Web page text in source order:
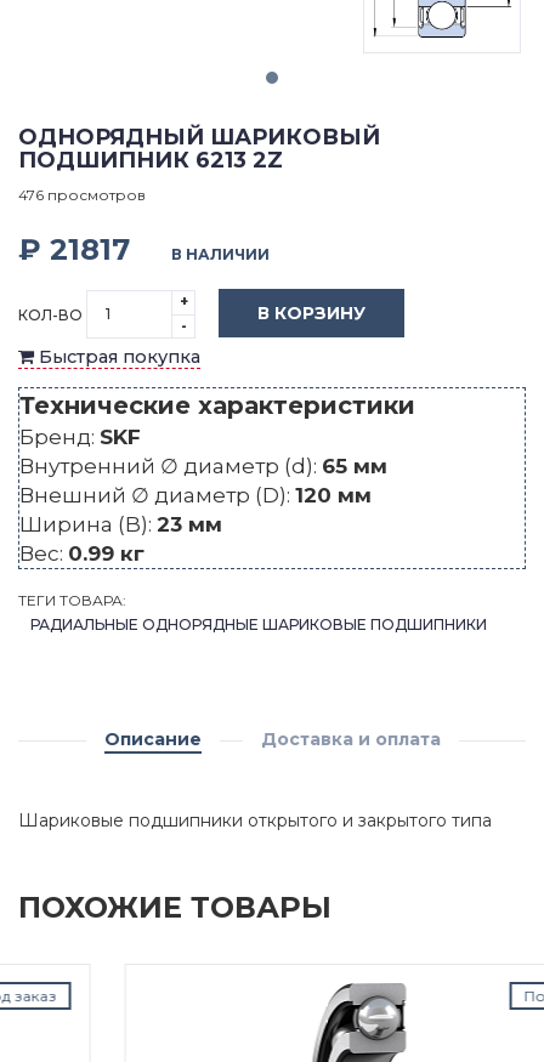
ОДНОРЯДНЫЙ ШАРИКОВЫЙ
ПОДШИПНИК 6213 2Z
476 просмотров
₽ 21817 В НАЛИЧИИ
КОЛ-ВО
+
-
В КОРЗИНУ
Быстрая покупка
Технические характеристики
Бренд: SKF
Внутренний ∅ диаметр (d): 65 мм
Внешний ∅ диаметр (D): 120 мм
Ширина (B): 23 мм
Вес: 0.99 кг
ТЕГИ ТОВАРА:
РАДИАЛЬНЫЕ ОДНОРЯДНЫЕ ШАРИКОВЫЕ ПОДШИПНИКИ
Описание Доставка и оплата
Шариковые подшипники открытого и закрытого типа
ПОХОЖИЕ ТОВАРЫ